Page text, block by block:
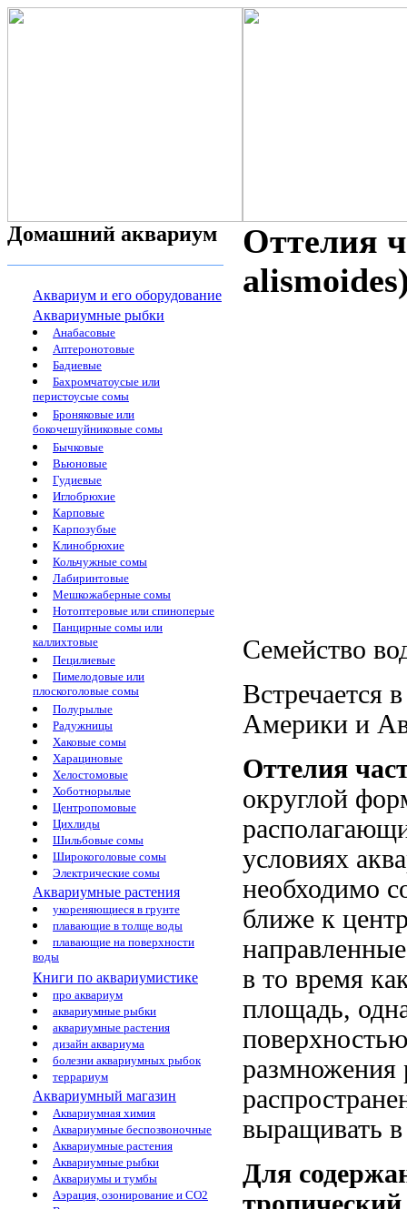
Домашний аквариум
Аквариум и его оборудование
Аквариумные рыбки
Анабасовые
Аптеронотовые
Бадиевые
Бахромчатоусые или
перистоусые сомы
Броняковые или
бокочешуйниковые сомы
Бычковые
Вьюновые
Гудиевые
Иглобрюхие
Карповые
Карпозубые
Клинобрюхие
Кольчужные сомы
Лабиринтовые
Мешкожаберные сомы
Нотоптеровые или спиноперые
Панцирные сомы или
каллихтовые
Пецилиевые
Пимелодовые или
плоскоголовые сомы
Полурылые
Радужницы
Хаковые сомы
Харациновые
Хелостомовые
Хоботнорылые
Центропомовые
Цихлиды
Шильбовые сомы
Широкоголовые сомы
Электрические сомы
Аквариумные растения
укореняющиеся в грунте
плавающие в толще воды
плавающие на поверхности
воды
Книги по аквариумистике
про аквариум
аквариумные рыбки
аквариумные растения
дизайн аквариума
болезни аквариумных рыбок
террариум
Аквариумный магазин
Аквариумная химия
Аквариумные беспозвоночные
Аквариумные растения
Аквариумные рыбки
Аквариумы и тумбы
Аэрация, озонирование и CO2
Оттелия
Семейство
Встречается
Америки и
Оттелия
округлой
условиях
необходимо
ближе к
в то время
площадь,
размножения
выращивать в
Для